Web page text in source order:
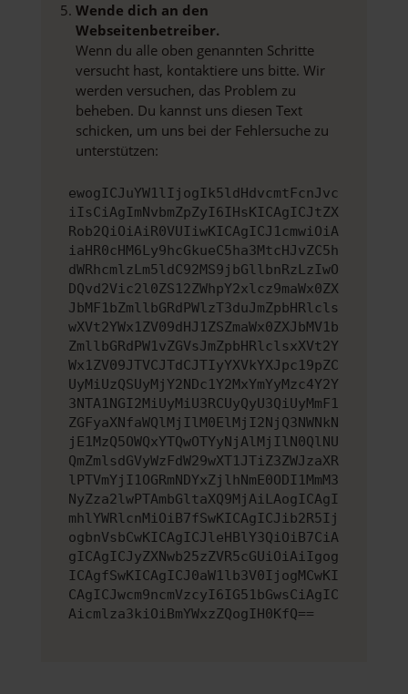
Wende dich an den
Webseitenbetreiber.
Wenn du alle oben genannten Schritte
versucht hast, kontaktiere uns bitte. Wir
werden versuchen, das Problem zu
beheben. Du kannst uns diesen Text
schicken, um uns bei der Fehlersuche zu
unterstützen:
ewogICJuYW1lIjogIk5ldHdvcmtFcnJvc
iIsCiAgImNvbmZpZyI6IHsKICAgICJtZX
Rob2QiOiAiR0VUIiwKICAgICJ1cmwiOiA
iaHR0cHM6Ly9hcGkueC5ha3MtcHJvZC5h
dWRhcmlzLm5ldC92MS9jbGllbnRzLzIwO
DQvd2Vic2l0ZS12ZWhpY2xlcz9maWx0ZX
JbMF1bZmllbGRdPWlzT3duJmZpbHRlcls
wXVt2YWx1ZV09dHJ1ZSZmaWx0ZXJbMV1b
ZmllbGRdPW1vZGVsJmZpbHRlclsxXVt2Y
Wx1ZV09JTVCJTdCJTIyYXVkYXJpc19pZC
UyMiUzQSUyMjY2NDc1Y2MxYmYyMzc4Y2Y
3NTA1NGI2MiUyMiU3RCUyQyU3QiUyMmF1
ZGFyaXNfaWQlMjIlM0ElMjI2NjQ3NWNkN
jE1MzQ5OWQxYTQwOTYyNjAlMjIlN0QlNU
QmZmlsdGVyWzFdW29wXT1JTiZ3ZWJzaXR
lPTVmYjI1OGRmNDYxZjlhNmE0ODI1MmM3
NyZza2lwPTAmbGltaXQ9MjAiLAogICAgI
mhlYWRlcnMiOiB7fSwKICAgICJib2R5Ij
ogbnVsbCwKICAgICJleHBlY3QiOiB7CiA
gICAgICJyZXNwb25zZVR5cGUiOiAiIgog
ICAgfSwKICAgICJ0aW1lb3V0IjogMCwKI
CAgICJwcm9ncmVzcyI6IG51bGwsCiAgIC
Aicmlza3kiOiBmYWxzZQogIH0KfQ==